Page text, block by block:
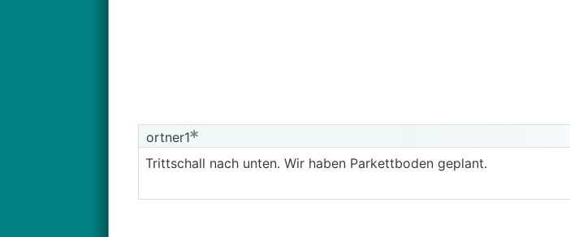
ortner1
Trittschall nach unten. Wir haben Parkettboden geplant.